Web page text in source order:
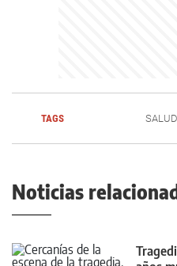
TAGS SALUD
Noticias